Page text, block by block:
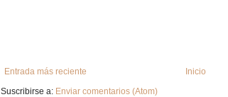
Entrada más reciente
Inicio
Suscribirse a: Enviar comentarios (Atom)